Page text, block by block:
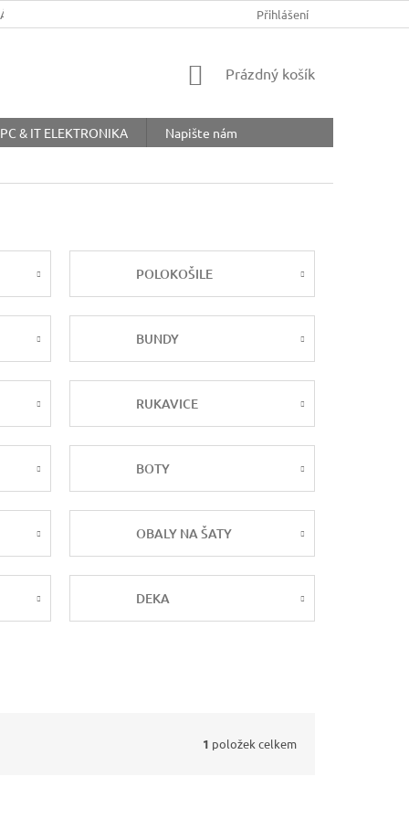
COOKIES OCHRANA
Přihlášení
NÁKUPNÍ
Prázdný košík
PC & IT ELEKTRONIKA
Napište nám
POLOKOŠILE
BUNDY
RUKAVICE
BOTY
OBALY NA ŠATY
DEKA
1 položek celkem